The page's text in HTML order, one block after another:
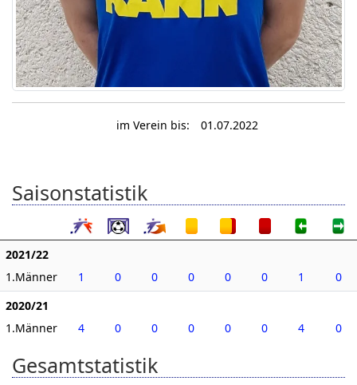
im Verein bis: 01.07.2022
Saisonstatistik
2021/22
1.Männer
1 0 0 0 0 0 1
0
2020/21
1.Männer
4 0 0 0 0 0 4 0
Gesamtstatistik